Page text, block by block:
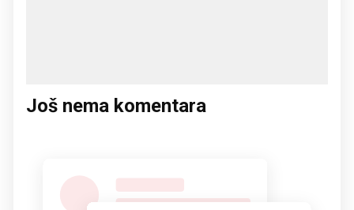
Još nema komentara